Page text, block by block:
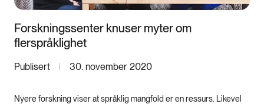
Forskningssenter knuser myter om
flerspråklighet
Nyere forskning viser at språklig mangfold er en ressurs. Likevel
Publisert 30. november 2020